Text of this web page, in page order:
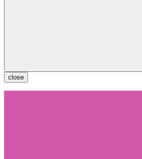
close